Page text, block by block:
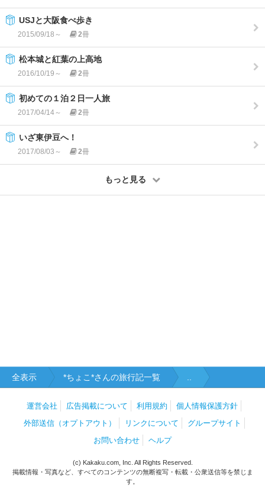
USJと大阪食べ歩き
2015/09/18～ 2冊
松本城と紅葉の上高地
2016/10/19～ 2冊
初めての１泊２日一人旅
2017/04/14～ 2冊
いざ東伊豆へ！
2017/08/03～ 2冊
もっと見る
全表示 *ちょこ*さんの旅行記一覧
運営会社 広告掲載について 利用規約
個人情報保護方針
外部送信（オプトアウト）
リンクについて
グループサイト
お問い合わせ
ヘルプ
(c) Kakaku.com, Inc. All Rights Reserved.
掲載情報・写真など、すべてのコンテンツの無断複写・転載・公衆送信等を禁じま
す。